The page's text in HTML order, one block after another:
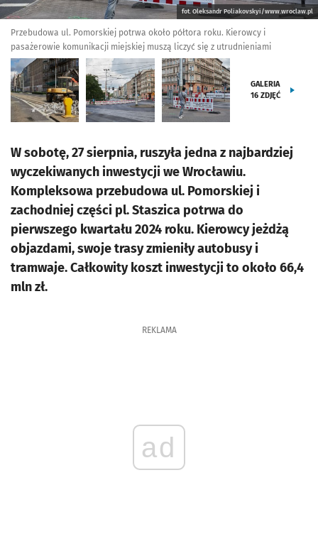
fot. Oleksandr Poliakovskyi/www.wroclaw.pl
Przebudowa ul. Pomorskiej potrwa około półtora roku. Kierowcy i
pasażerowie komunikacji miejskiej muszą liczyć się z utrudnieniami
GALERIA
16 ZDJĘĆ
W sobotę, 27 sierpnia, ruszyła jedna z najbardziej
wyczekiwanych inwestycji we Wrocławiu.
Kompleksowa przebudowa ul. Pomorskiej i
zachodniej części pl. Staszica potrwa do
pierwszego kwartału 2024 roku. Kierowcy jeżdżą
objazdami, swoje trasy zmieniły autobusy i
tramwaje. Całkowity koszt inwestycji to około 66,4
mln zł.
REKLAMA
ad